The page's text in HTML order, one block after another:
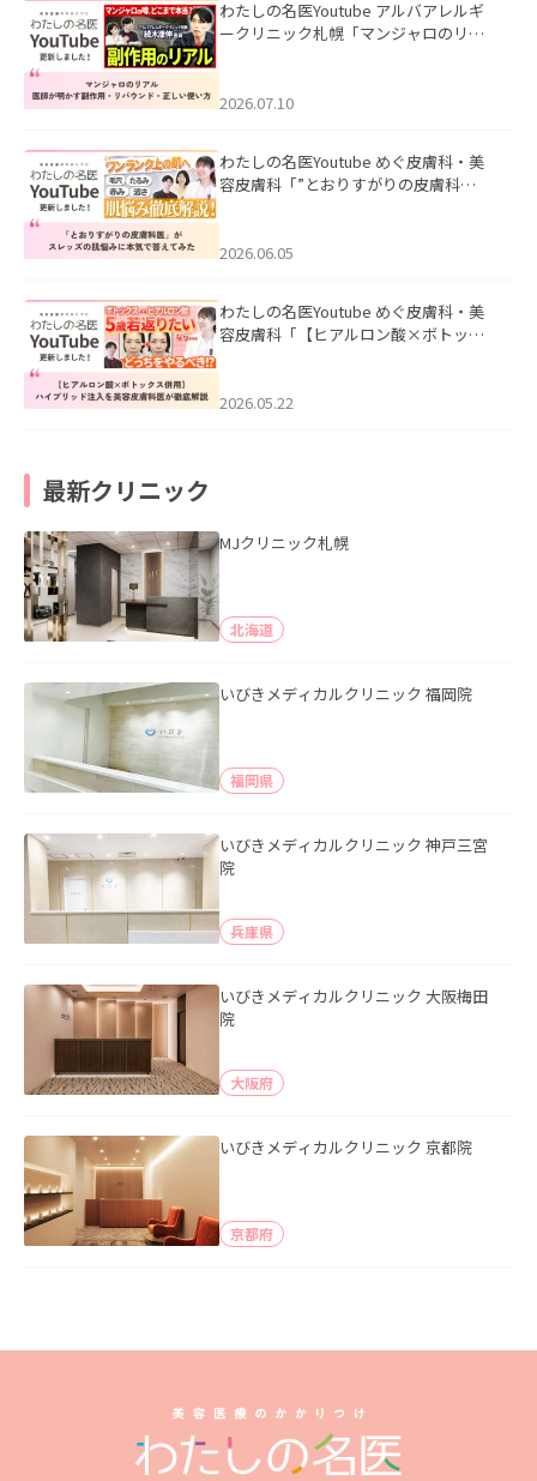
わたしの名医Youtube アルバアレルギ
ークリニック札幌「マンジャロのリア
た。
2026.07.10
わたしの名医Youtube めぐ皮膚科・美
容皮膚科「”とおりすがりの皮膚科
2026.06.05
わたしの名医Youtube めぐ皮膚科・美
容皮膚科「【ヒアルロン酸×ボトック
た。
2026.05.22
最新クリニック
MJクリニック札幌
北海道
いびきメディカルクリニック 福岡院
福岡県
いびきメディカルクリニック 神戸三宮
院
兵庫県
いびきメディカルクリニック 大阪梅田
院
大阪府
いびきメディカルクリニック 京都院
京都府